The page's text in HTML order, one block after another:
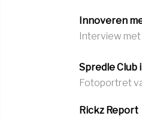
Innoveren
Interview met
Spredle Club
Fotoportret
Rickz Report